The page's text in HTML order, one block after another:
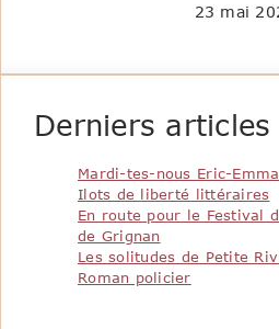
23 mai
Derniers articles
Mardi-tes-nous Eric-
Ilots de liberté littéraires
En route pour le Festival
de Grignan
Les solitudes de Petite
Roman policier